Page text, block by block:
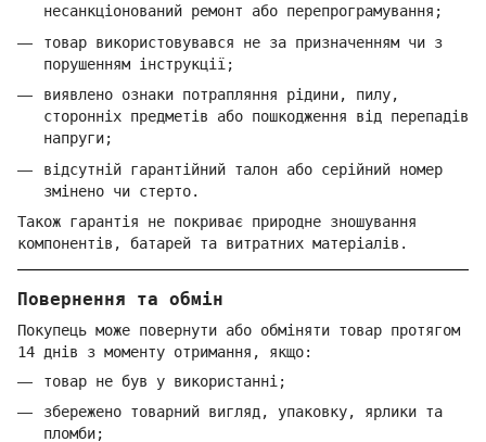
несанкціонований ремонт або перепрограмування;
товар використовувався не за призначенням чи з
порушенням інструкції;
виявлено ознаки потрапляння рідини, пилу,
сторонніх предметів або пошкодження від перепадів
напруги;
відсутній гарантійний талон або серійний номер
змінено чи стерто.
Також гарантія не покриває природне зношування
компонентів, батарей та витратних матеріалів.
Повернення та обмін
Покупець може повернути або обміняти товар протягом
14 днів з моменту отримання, якщо:
товар не був у використанні;
збережено товарний вигляд, упаковку, ярлики та
пломби;